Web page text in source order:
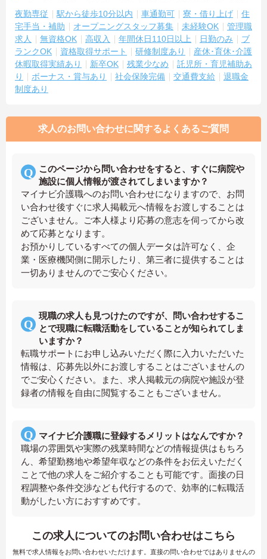
夜勤専従 駅から徒歩10分以内 車通勤可 寮・借り上げ
住
宅手当・補助
オープニングスタッフ募集 未経験OK
管理職
求人
無資格OK 高収入 年間休日110日以上 日勤のみ
ブ
ランクOK
資格取得サポート 研修制度あり
産休･育休･介護
休暇取得実績あり
新卒OK 残業少なめ
託児所・育児補助あ
り
ボーナス・賞与あり 社会保険完備 交通費支給
退職金
制度あり
求人のお問い合わせに関するよくあるご質問
このページから問い合わせをすると、すぐに病院や
施設に個人情報が渡されてしまいますか？
マイナビ介護職へのお問い合わせになりますので、お問
い合わせ後すぐに求人掲載元へ情報をお渡しすることは
ございません。ご本人様より応募の意志を伺ってから改
めて応募となります。
お預かりしているすべての個人データは許可なく、企
業・医療機関側に開示したり、第三者に提供することは
一切ありませんのでご安心ください。
現職の求人も見つけたのですが、問い合わせするこ
とで現職に転職活動をしていることが知られてしま
いますか？
転職サポートにお申し込みいただく際に入力いただいた
情報は、応募先以外にお渡しすることはございませんの
でご安心ください。また、求人掲載元の病院や施設が登
録者の情報を自由に閲覧することもございません。
マイナビ介護職に登録するメリットはなんですか？
職場の雰囲気や実際の残業時間などの情報提供はもちろ
ん、希望勤務地や希望年収などの条件をお伝えいただく
ことで他の求人をご紹介することも可能です。面接の日
程調整や条件交渉なども代行するので、効率的に転職活
動がしたい方におすすめです。
この求人についてのお問い合わせはこちら
無料で求人情報をお問い合わせいただけます。直接の問い合わせではありませんの